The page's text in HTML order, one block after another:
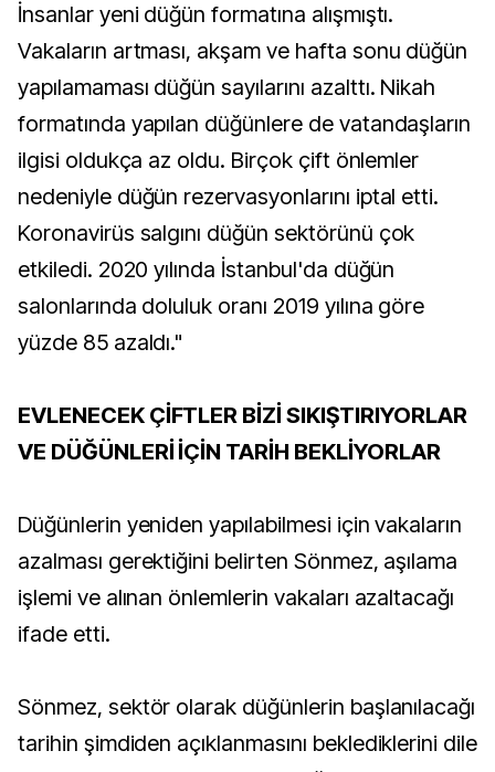
İnsanlar yeni düğün formatına alışmıştı.
Vakaların artması, akşam ve hafta sonu düğün
yapılamaması düğün sayılarını azalttı. Nikah
formatında yapılan düğünlere de vatandaşların
ilgisi oldukça az oldu. Birçok çift önlemler
nedeniyle düğün rezervasyonlarını iptal etti.
Koronavirüs salgını düğün sektörünü çok
etkiledi. 2020 yılında İstanbul'da düğün
salonlarında doluluk oranı 2019 yılına göre
yüzde 85 azaldı."
EVLENECEK ÇİFTLER BİZİ SIKIŞTIRIYORLAR
VE DÜĞÜNLERİ İÇİN TARİH BEKLİYORLAR
Düğünlerin yeniden yapılabilmesi için vakaların
azalması gerektiğini belirten Sönmez, aşılama
işlemi ve alınan önlemlerin vakaları azaltacağı
ifade etti.
Sönmez, sektör olarak düğünlerin başlanılacağı
tarihin şimdiden açıklanmasını beklediklerini dile